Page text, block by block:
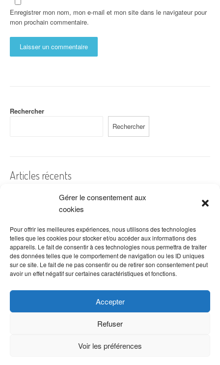
Gérer le consentement aux
cookies
Pour offrir les meilleures expériences, nous utilisons des technologies
telles que les cookies pour stocker et/ou accéder aux informations des
appareils. Le fait de consentir à ces technologies nous permettra de traiter
des données telles que le comportement de navigation ou les ID uniques
sur ce site. Le fait de ne pas consentir ou de retirer son consentement peut
avoir un effet négatif sur certaines caractéristiques et fonctions.
Accepter
Refuser
Voir les préférences
Enregistrer mon nom, mon e-mail et mon site dans le navigateur pour
mon prochain commentaire.
Rechercher
Rechercher
Articles récents
A quelles dates de l’année offre-t-on des fleurs ?
Les fleurs préférées des Français
Combien de fois arroser un cactus ?
Quelles fleurs offrir pour la fête des mères ?
Idées de décoration avec fleurs séchées